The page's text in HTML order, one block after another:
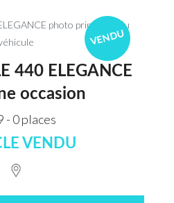
VENDU
440 ELEGANCE
occasion
- 0 places
VENDU